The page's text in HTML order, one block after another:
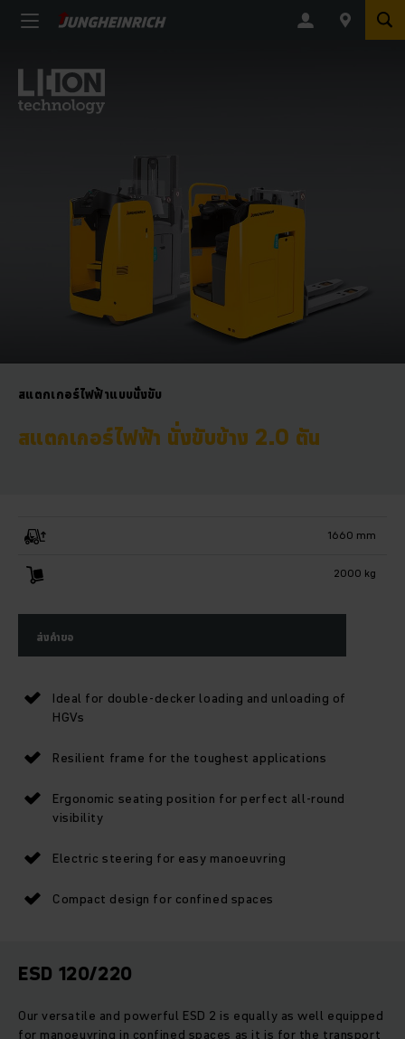
สแตกเกอร์ไฟฟ้าแบบนั่งขับ
สแตกเกอร์ไฟฟ้า นั่งขับข้าง 2.0 ตัน
1660 mm
2000 kg
ส่งคำขอ
Ideal for double-decker loading and unloading of
HGVs
Resilient frame for the toughest applications
Ergonomic seating position for perfect all-round
visibility
Electric steering for easy manoeuvring
Compact design for confined spaces
ESD 120/220
Our versatile and powerful ESD 2 is equally as well equipped
for manoeuvring in confined spaces as it is for the transport